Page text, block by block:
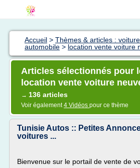
Accueil > Thèmes & articles :
automobile > location vente voiture
Articles sélectionnés pour
location vente voiture
→ 136 articles
Voir également4 Vidéos pour ce thème
Tunisie Autos :: Petites
voitures ...
Bienvenue sur le portail de vente de